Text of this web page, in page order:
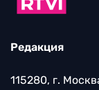
Редакция
115280, г.